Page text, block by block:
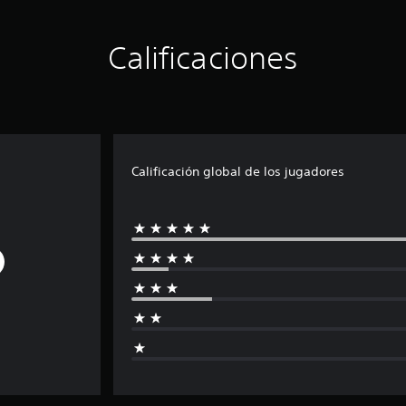
Calificaciones
Calificación global de los jugadores